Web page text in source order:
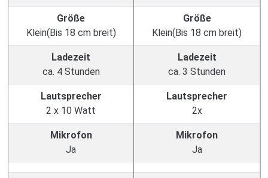
Größe
Klein(Bis 18 cm breit)
Größe
Klein(Bis 18 cm breit)
Ladezeit
ca. 4 Stunden
Ladezeit
ca. 3 Stunden
Lautsprecher
2 x 10 Watt
Lautsprecher
2x
Mikrofon
Ja
Mikrofon
Ja